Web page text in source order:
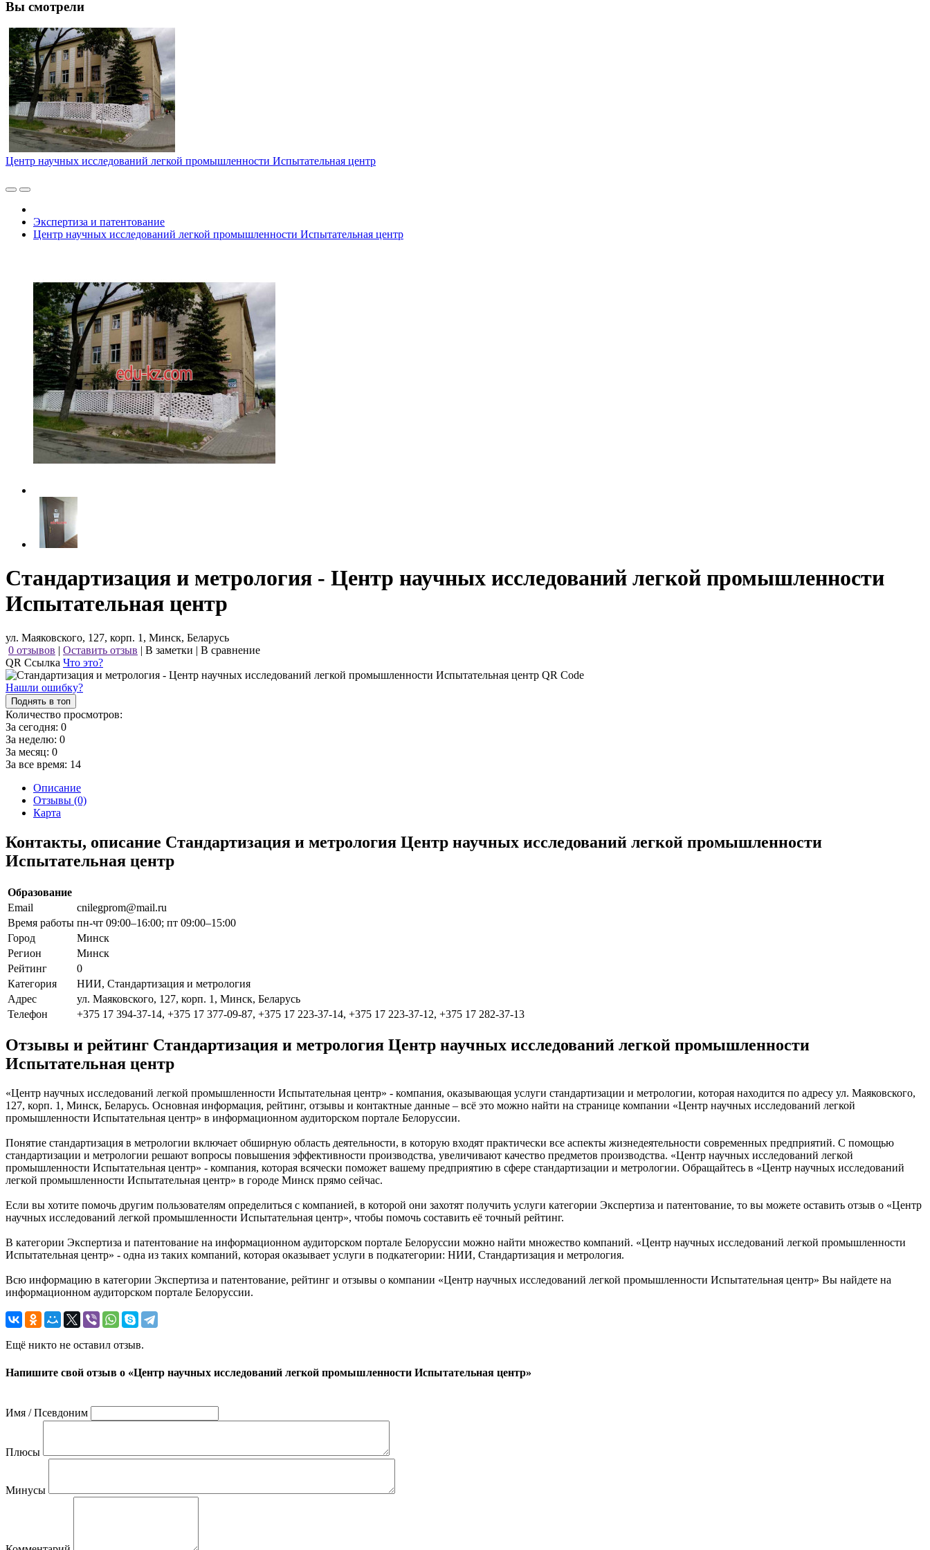
Вы смотрели
Центр научных исследований легкой промышленности Испытательная центр
Экспертиза и патентование
Центр научных исследований легкой промышленности Испытательная центр
Стандартизация и метрология - Центр научных исследований легкой промышленности
Испытательная центр
ул. Маяковского, 127, корп. 1, Минск, Беларусь
0 отзывов | Оставить отзыв | В заметки | В сравнение
QR Ссылка Что это?
Нашли ошибку?
Поднять в топ
Количество просмотров:
За сегодня: 0
За неделю: 0
За месяц: 0
За все время: 14
Описание
Отзывы (0)
Карта
Контакты, описание Стандартизация и метрология Центр научных исследований легкой промышленности
Испытательная центр
Образование
Email
cnilegprom@mail.ru
Время работы пн-чт 09:00–16:00; пт 09:00–15:00
Город
Минск
Регион
Минск
Рейтинг
0
Категория
НИИ, Стандартизация и метрология
Адрес
ул. Маяковского, 127, корп. 1, Минск, Беларусь
Телефон
+375 17 394-37-14, +375 17 377-09-87, +375 17 223-37-14, +375 17 223-37-12, +375 17 282-37-13
Отзывы и рейтинг Стандартизация и метрология Центр научных исследований легкой промышленности
Испытательная центр
«Центр научных исследований легкой промышленности Испытательная центр» - компания, оказывающая услуги стандартизации и метрологии, которая находится по адресу ул. Маяковского,
127, корп. 1, Минск, Беларусь. Основная информация, рейтинг, отзывы и контактные данные – всё это можно найти на странице компании «Центр научных исследований легкой
промышленности Испытательная центр» в информационном аудиторском портале Белоруссии.
Понятие стандартизация в метрологии включает обширную область деятельности, в которую входят практически все аспекты жизнедеятельности современных предприятий. С помощью
стандартизации и метрологии решают вопросы повышения эффективности производства, увеличивают качество предметов производства. «Центр научных исследований легкой
промышленности Испытательная центр» - компания, которая всячески поможет вашему предприятию в сфере стандартизации и метрологии. Обращайтесь в «Центр научных исследований
легкой промышленности Испытательная центр» в городе Минск прямо сейчас.
Если вы хотите помочь другим пользователям определиться с компанией, в которой они захотят получить услуги категории Экспертиза и патентование, то вы можете оставить отзыв о «Центр
научных исследований легкой промышленности Испытательная центр», чтобы помочь составить её точный рейтинг.
В категории Экспертиза и патентование на информационном аудиторском портале Белоруссии можно найти множество компаний. «Центр научных исследований легкой промышленности
Испытательная центр» - одна из таких компаний, которая оказывает услуги в подкатегории: НИИ, Стандартизация и метрология.
Всю информацию в категории Экспертиза и патентование, рейтинг и отзывы о компании «Центр научных исследований легкой промышленности Испытательная центр» Вы найдете на
информационном аудиторском портале Белоруссии.
Ещё никто не оставил отзыв.
Напишите свой отзыв о «Центр научных исследований легкой промышленности Испытательная центр»
Имя / Псевдоним
Плюсы
Минусы